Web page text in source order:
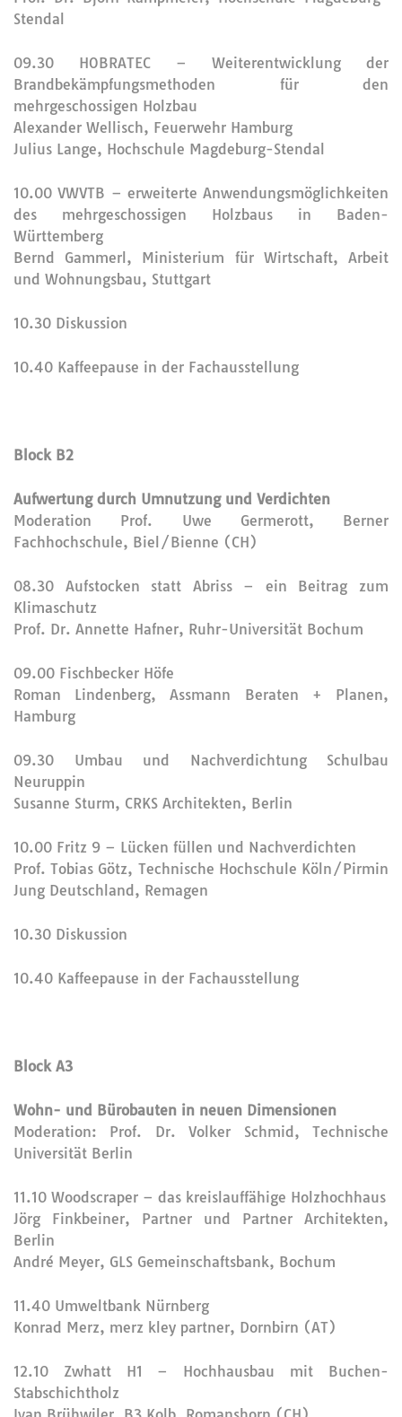
Stendal
09.30 HOBRATEC – Weiterentwicklung der
Brandbekämpfungsmethoden für den
mehrgeschossigen Holzbau
Alexander Wellisch, Feuerwehr Hamburg
Julius Lange, Hochschule Magdeburg-Stendal
10.00 VWVTB – erweiterte Anwendungsmöglichkeiten
des mehrgeschossigen Holzbaus in Baden-
Württemberg
Bernd Gammerl, Ministerium für Wirtschaft, Arbeit
und Wohnungsbau, Stuttgart
10.30 Diskussion
10.40 Kaffeepause in der Fachausstellung
Block B2
Aufwertung durch Umnutzung und Verdichten
Moderation Prof. Uwe Germerott, Berner
Fachhochschule, Biel/Bienne (CH)
08.30 Aufstocken statt Abriss – ein Beitrag zum
Klimaschutz
Prof. Dr. Annette Hafner, Ruhr-Universität Bochum
09.00 Fischbecker Höfe
Roman Lindenberg, Assmann Beraten + Planen,
Hamburg
09.30 Umbau und Nachverdichtung Schulbau
Neuruppin
Susanne Sturm, CRKS Architekten, Berlin
10.00 Fritz 9 – Lücken füllen und Nachverdichten
Prof. Tobias Götz, Technische Hochschule Köln/Pirmin
Jung Deutschland, Remagen
10.30 Diskussion
10.40 Kaffeepause in der Fachausstellung
Block A3
Wohn- und Bürobauten in neuen Dimensionen
Moderation: Prof. Dr. Volker Schmid, Technische
Universität Berlin
11.10 Woodscraper – das kreislauffähige Holzhochhaus
Jörg Finkbeiner, Partner und Partner Architekten,
Berlin
André Meyer, GLS Gemeinschaftsbank, Bochum
11.40 Umweltbank Nürnberg
Konrad Merz, merz kley partner, Dornbirn (AT)
12.10 Zwhatt H1 – Hochhausbau mit Buchen-
Stabschichtholz